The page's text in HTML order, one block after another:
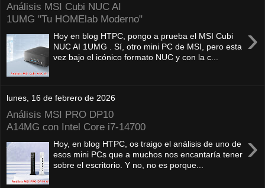
Análisis MSI Cubi NUC AI
1UMG "Tu HOMElab Moderno"
›
Hoy en blog HTPC, pongo a prueba el MSI Cubi
NUC AI 1UMG . Sí, otro mini PC de MSI, pero esta
vez bajo el icónico formato NUC y con la c...
lunes, 16 de febrero de 2026
Análisis MSI PRO DP10
A14MG con Intel Core i7-14700
›
Hoy, en blog HTPC, os traigo el análisis de uno de
esos mini PCs que a muchos nos encantaría tener
sobre el escritorio. Y no, no es porque...